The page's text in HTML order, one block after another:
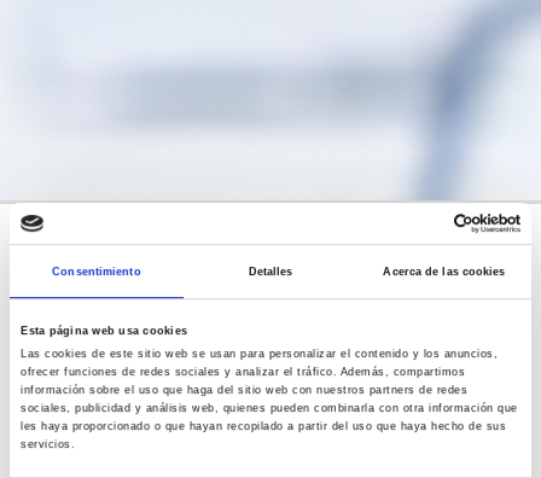
Consentimiento Detalles Acerca de las cookies
Esta página web usa cookies
Las cookies de este sitio web se usan para personalizar el contenido y los anuncios,
ofrecer funciones de redes sociales y analizar el tráfico. Además, compartimos
información sobre el uso que haga del sitio web con nuestros partners de redes
sociales, publicidad y análisis web, quienes pueden combinarla con otra información que
les haya proporcionado o que hayan recopilado a partir del uso que haya hecho de sus
servicios.
IMPRESOS DE MATRÍCULA DE NUEVO INGRESO
Información del Grado en Enfermería 2026/2027
Solicitud de Admisión 2026/2027
Matrícula 2026/2027
OTROS IMPRESOS